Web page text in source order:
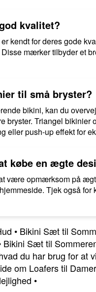
kvalitet?
kendt for deres gode
mærker tilbyder et
til små bryster?
bikini, kan du
bryster. Triangel
eller push-up effekt for
købe en ægte
være opmærksom på
Tjek også
• Bikini Sæt til
Bikini Sæt til
du har brug for at
om Loafers til Damer
•